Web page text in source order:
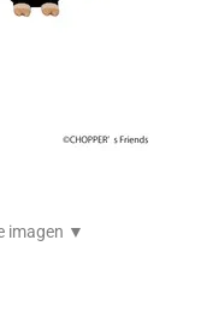
imagen ▼